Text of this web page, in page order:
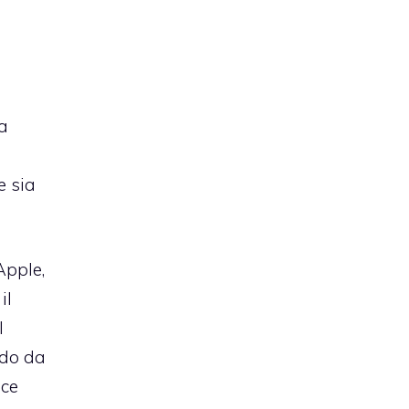
sia
,
da